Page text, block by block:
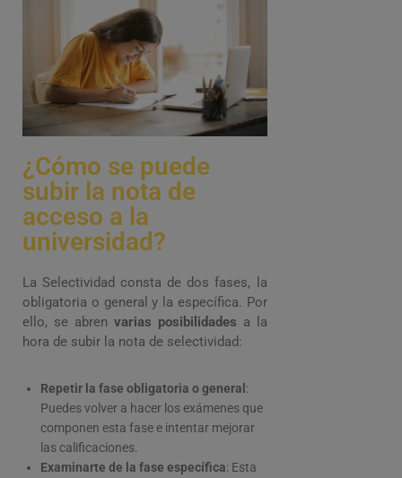
¿Cómo se puede
subir la nota de
acceso a la
universidad?
La Selectividad consta de dos fases, la
obligatoria o general y la específica. Por
ello, se abren varias posibilidades a la
hora de subir la nota de selectividad:
Repetir la fase obligatoria o general :
Puedes volver a hacer los exámenes que
componen esta fase e intentar mejorar
las calificaciones.
Examinarte de la fase específica: Esta